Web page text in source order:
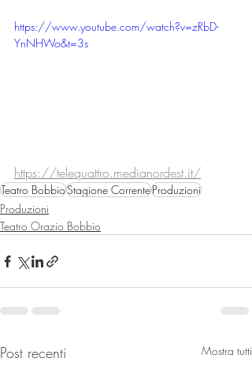
https://www.youtube.com/watch?v=zRbD-
YnNHWo&t=3s
https://telequattro.medianordest.it/
Teatro BobbioStagione CorrenteProduzioni
Produzioni
Teatro Orazio Bobbio
Post recenti Mostra tutti